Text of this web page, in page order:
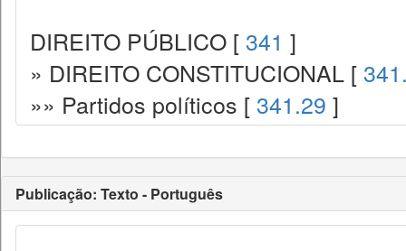
DIREITO PÚBLICO [ 341 ]
» DIREITO CONSTITUCIONAL [
»» Partidos políticos [ 341.29 ]
Publicação: Texto - Português